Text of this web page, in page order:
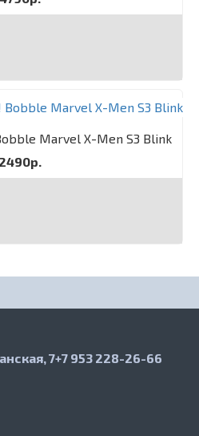
Marvel X-Men S3 Blink
2490р.
7+7 953 228-26-66